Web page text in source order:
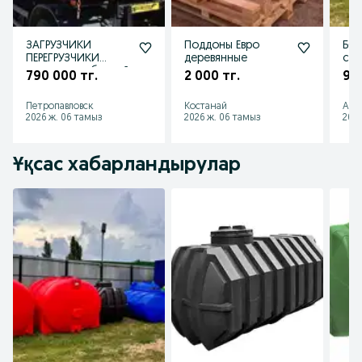
ЗАГРУЗЧИКИ
ПЕРЕГРУЗЧИКИ
семян и удобрений
на ВАГОН в КУЗОВ
790 000 тг.
Петропавловск
2026 ж. 06 тамыз
Поддоны Евро
деревянные
2 000 тг.
Костанай
2026 ж. 06 тамыз
97
Ұқсас хабарландырулар